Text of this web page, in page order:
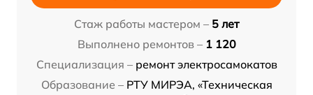
Стаж работы мастером – 5 лет
Выполнено ремонтов – 1 120
Специализация – ремонт электросамокатов
Образование – РТУ МИРЭА, «Техническая